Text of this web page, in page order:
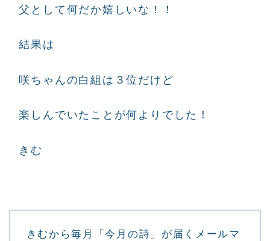
父として何だか嬉しいな！！
結果は
咲ちゃんの白組は３位だけど
楽しんでいたことが何よりでした！
きむ
きむから毎月「今月の詩」が届くメールマ